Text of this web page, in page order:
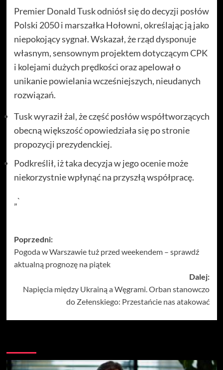
Premier Donald Tusk odniósł się do decyzji posłów
Polski 2050 i marszałka Hołowni, określając ją jako
niepokojący sygnał. Wskazał, że rząd dysponuje
własnym, sensownym projektem dotyczącym CPK
i kolejami dużych prędkości oraz apelował o
unikanie powielania wcześniejszych, nieudanych
rozwiązań.
Tusk wyraził żal, że część posłów współtworzących
obecną większość opowiedziała się po stronie
propozycji prezydenckiej.
Podkreślił, iż taka decyzja w jego ocenie może
niekorzystnie wpłynąć na przyszłą współpracę.
„`
Zobacz
wpisy
Poprzedni:
Pogoda w Warszawie tuż przed weekendem – sprawdź
aktualną prognozę na piątek
Dalej:
Napięcia między Ukrainą a Węgrami. Orban stanowczo
do Zełenskiego: Przestańcie nas atakować